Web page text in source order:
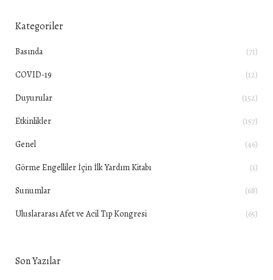
Kategoriler
Basında
(71)
COVID-19
(12)
Duyurular
(152)
Etkinlikler
(157)
Genel
(46)
Görme Engelliler İçin İlk Yardım Kitabı
(1)
Sunumlar
(68)
Uluslararası Afet ve Acil Tıp Kongresi
(65)
Son Yazılar